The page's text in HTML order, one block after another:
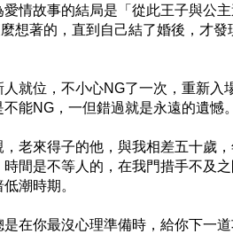
情故事的結局是「從此王子與公
想著的，直到自己結了婚後，才
位，不小心NG了一次，重新入
能NG，一但錯過就是永遠的遺憾
來得子的他，與我相差五十歲，
間是不等人的，在我門措手不及
潮時期。
你最沒心理準備時，給你下一道